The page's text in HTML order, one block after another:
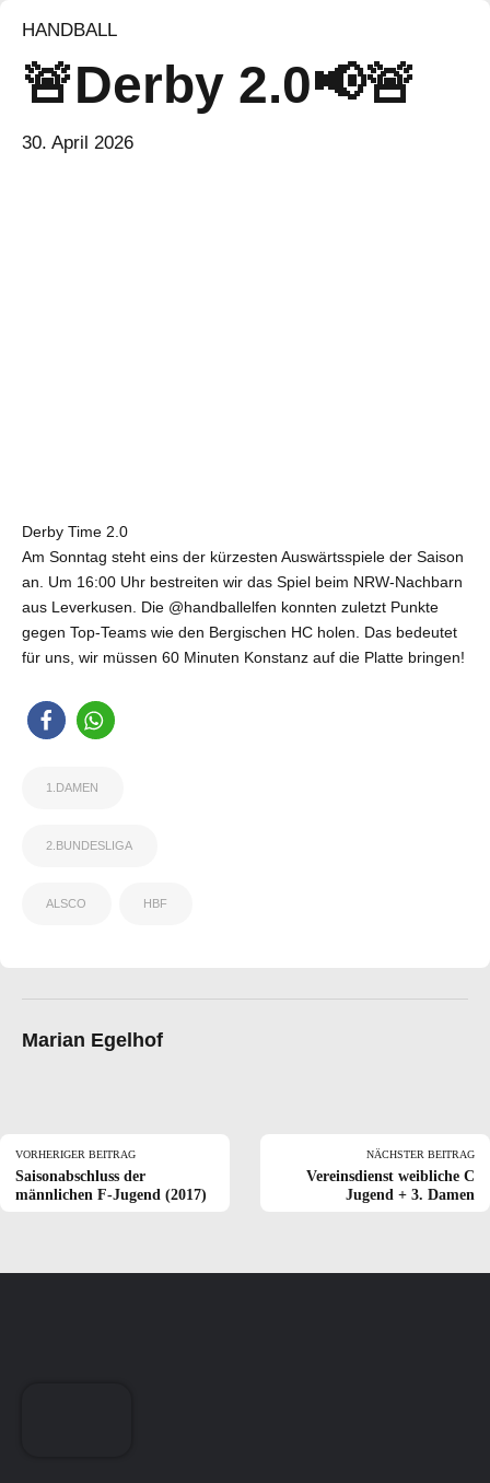
HANDBALL
🚨Derby 2.0📢🚨
30. April 2026
Derby Time 2.0
Am Sonntag steht eins der kürzesten Auswärtsspiele der Saison
an. Um 16:00 Uhr bestreiten wir das Spiel beim NRW-Nachbarn
aus Leverkusen. Die @handballelfen konnten zuletzt Punkte
gegen Top-Teams wie den Bergischen HC holen. Das bedeutet
für uns, wir müssen 60 Minuten Konstanz auf die Platte bringen!
1.DAMEN
2.BUNDESLIGA
ALSCO HBF
Marian Egelhof
VORHERIGER BEITRAG
Saisonabschluss der
männlichen F-Jugend (2017)
NÄCHSTER BEITRAG
Vereinsdienst weibliche C
Jugend + 3. Damen